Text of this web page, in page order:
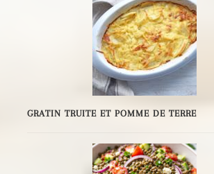
GRATIN TRUITE ET POMME DE TERRE